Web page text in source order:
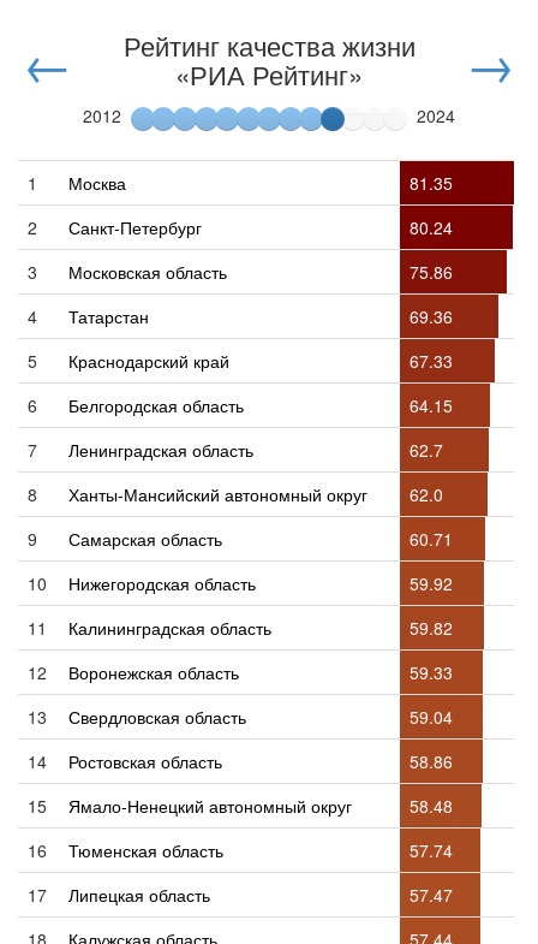
← Рейтинг качества жизни
«РИА Рейтинг» →
2012 2024
1 Москва
81.35
2
Санкт-Петербург
80.24
3
Московская область
75.86
4
Татарстан
69.36
5
Краснодарский край
67.33
6
Белгородская область
64.15
7
Ленинградская область
62.7
8
Ханты-Мансийский автономный округ
62.0
9
Самарская область
60.71
10
Нижегородская область
59.92
11
Калининградская область
59.82
12
Воронежская область
59.33
13
Свердловская область
59.04
14
Ростовская область
58.86
15
Ямало-Ненецкий автономный округ
58.48
16
Тюменская область
57.74
17
Липецкая область
57.47
18
Калужская область 57.44